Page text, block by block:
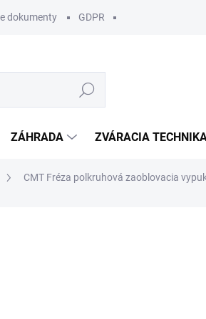
dokumenty GDPR
Hľadať
ZÁHRADA ZVÁRACIA
CMT Fréza polkruhová zaoblovacia